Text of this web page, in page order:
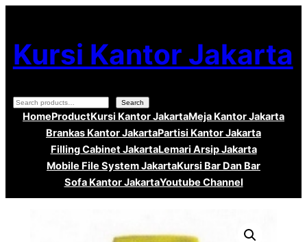
ke
konten
Kursi Kantor Jakarta
Search Search
HomeProductKursi Kantor JakartaMeja Kantor Jakarta
Brankas Kantor JakartaPartisi Kantor Jakarta
Filling Cabinet JakartaLemari Arsip Jakarta
Mobile File System JakartaKursi Bar Dan Bar
Sofa Kantor JakartaYoutube Channel